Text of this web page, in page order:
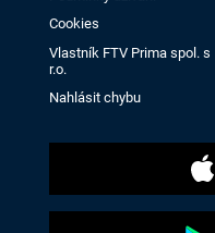
Cookies
Vlastník FTV Prima spol. s
r.o.
Nahlásit chybu